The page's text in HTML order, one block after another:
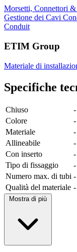
Morsetti, Connettori &
Gestione dei Cavi
Conduit
ETIM Group
Materiale di
Specifiche
Chiuso
-
Colore
-
Materiale
-
Allineabile
-
Con inserto
-
Tipo di fissaggio
-
Numero max. di tubi -
Qualità del materiale -
Mostra di più